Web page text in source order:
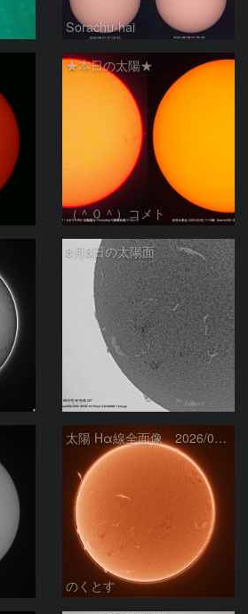
Sorachu-hai
★本日の太陽★
（＾０＾）コメト
8月8日の太陽面
ta-o
太陽 Hα線全面像 2026/08/08
のくとす